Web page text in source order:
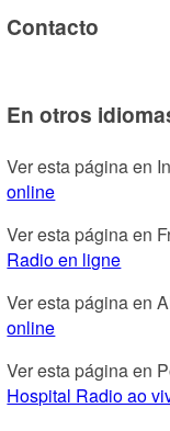
Contacto
En otros
Ver esta página en
online
Ver esta página en
Radio en ligne
Ver esta página en
online
Ver esta página en
Hospital Radio ao